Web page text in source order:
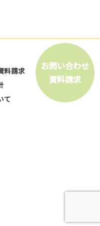
料請求
て
お問い合わせ
資料請求